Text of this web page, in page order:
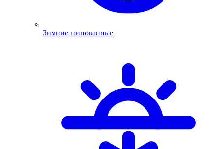
Зимние шипованные